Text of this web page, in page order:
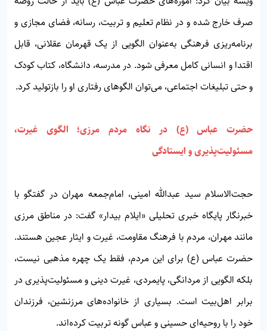
صرف خارج شده و در نظام تعلیم و تربیت، رسانه، فضای مجازی و
برنامه‌ریزی فرهنگی به‌عنوان الگویی از یک قهرمان عقلانی، قابل
اقتدا و انسانی کامل معرفی شود. در مدرسه، دانشگاه، کتاب کودک
و حتی تبلیغات اجتماعی، می‌توان الگوهای رفتاری او را بازتولید کرد.
حضرت عباس (ع) در نگاه مردم مرزی؛ الگوی غیرت،
مسئولیت‌پذیری و ایستادگی
حجت‌الاسلام سید عبدالله امینی، امام‌جمعه مهران در گفتگو با
خبرنگار پایگاه خبری تحلیلی «ایلام بیدار» گفت: در مناطق مرزی
مانند مهران، مردم با فرهنگ مقاومت، غیرت و ایثار عجین هستند.
حضرت عباس (ع) برای این مردم، فقط یک چهره مذهبی نیست،
بلکه الگویی از مردانگی، پایمردی، غیرت دینی و مسئولیت‌پذیری در
برابر اهل‌بیت است. بسیاری از خانواده‌های مرزنشین، فرزندان
خود را با روحیه‌ای حسینی و عباس گونه تربیت کرده‌اند.